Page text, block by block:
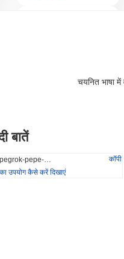
#542
चयनित भाषा
बातें
कॉपी
उपयोग कैसे करें दिखाएं